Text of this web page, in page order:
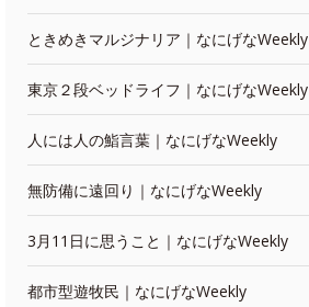
ときめきマルジナリア｜なにげなWeekly
東京２段ベッドライフ｜なにげなWeekly
人には人の鮨言葉｜なにげなWeekly
無防備に遠回り｜なにげなWeekly
3月11日に思うこと｜なにげなWeekly
都市型遊牧民｜なにげなWeekly